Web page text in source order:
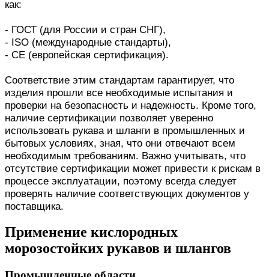
как:
- ГОСТ (для России и стран СНГ),
- ISO (международные стандарты),
- CE (европейская сертификация).
Соответствие этим стандартам гарантирует, что
изделия прошли все необходимые испытания и
проверки на безопасность и надежность. Кроме того,
наличие сертификации позволяет уверенно
использовать рукава и шланги в промышленных и
бытовых условиях, зная, что они отвечают всем
необходимым требованиям. Важно учитывать, что
отсутствие сертификации может привести к рискам в
процессе эксплуатации, поэтому всегда следует
проверять наличие соответствующих документов у
поставщика.
Применение кислородных
морозостойких рукавов и шлангов